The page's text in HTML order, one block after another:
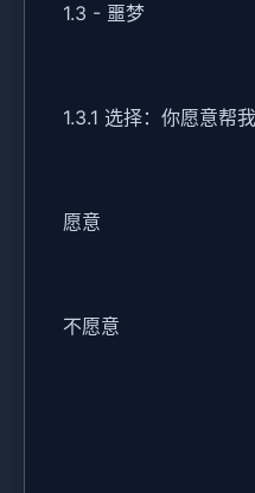
1.3 - 噩梦
1.3.1 选择：你愿意帮
愿意
不愿意